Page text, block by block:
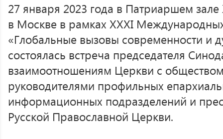
27 января 2023 года в Патриаршем
в Москве в рамках XXXI
«Глобальные вызовы современности и
состоялась встреча председателя
взаимоотношениям Церкви с
руководителями профильных
информационных подразделений и
Русской Православной Церкви.